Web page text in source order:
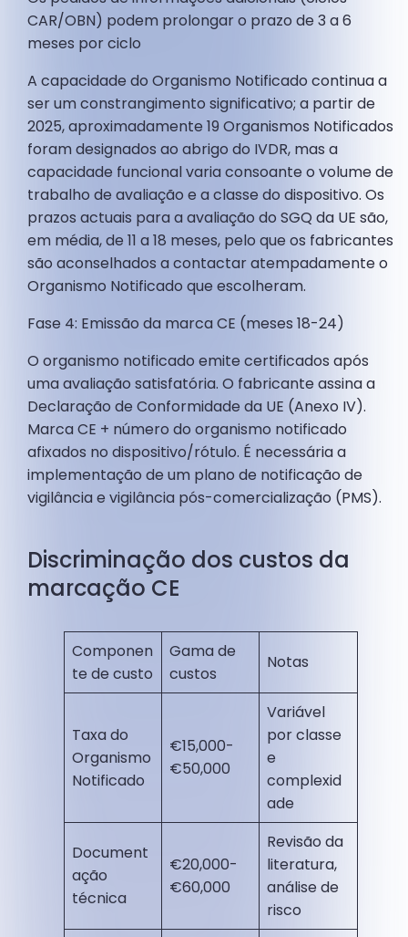
CAR/OBN) podem prolongar o prazo de 3 a 6
meses por ciclo
A capacidade do Organismo Notificado continua a
ser um constrangimento significativo; a partir de
2025, aproximadamente 19 Organismos Notificados
foram designados ao abrigo do IVDR, mas a
capacidade funcional varia consoante o volume de
trabalho de avaliação e a classe do dispositivo. Os
prazos actuais para a avaliação do SGQ da UE são,
em média, de 11 a 18 meses, pelo que os fabricantes
são aconselhados a contactar atempadamente o
Organismo Notificado que escolheram.
Fase 4: Emissão da marca CE (meses 18-24)
O organismo notificado emite certificados após
uma avaliação satisfatória. O fabricante assina a
Declaração de Conformidade da UE (Anexo IV).
Marca CE + número do organismo notificado
afixados no dispositivo/rótulo. É necessária a
implementação de um plano de notificação de
vigilância e vigilância pós-comercialização (PMS).
Discriminação dos custos da
marcação CE
Componen
te de custo
Gama de
custos
Notas
Taxa do
Organismo
Notificado
€15,000-
€50,000
Variável
por classe
e
complexid
ade
Document
ação
técnica
€20,000-
€60,000
Revisão da
literatura,
análise de
risco